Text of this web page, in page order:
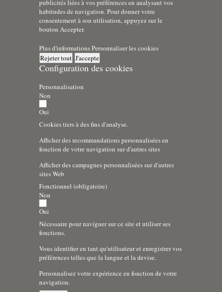
publicités liées à vos préférences en analysant vos
habitudes de navigation. Pour donner votre
consentement à son utilisation, appuyez sur le
bouton Accepter.
Plus d'informationsPersonnaliser les cookies
Rejeter tout J'accepte
Configuration des cookies
Personnalisation
Non
Oui
Cookies tiers à des fins d'analyse.
Afficher des recommandations personnalisées en
fonction de votre navigation sur d'autres sites
Afficher des campagnes personnalisées sur d'autres
sites Web
Fonctionnel (obligatoire)
Non
Oui
Nécessaire pour naviguer sur ce site et utiliser ses
fonctions.
Vous identifier en tant qu'utilisateur et enregistrer vos
préférences telles que la langue et la devise.
Personnalisez votre expérience en fonction de votre
navigation.